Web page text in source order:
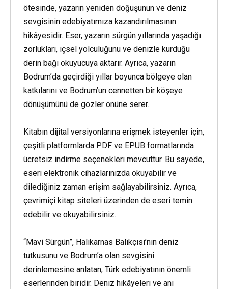
ötesinde, yazarın yeniden doğuşunun ve deniz
sevgisinin edebiyatımıza kazandırılmasının
hikâyesidir. Eser, yazarın sürgün yıllarında yaşadığı
zorlukları, içsel yolculuğunu ve denizle kurduğu
derin bağı okuyucuya aktarır. Ayrıca, yazarın
Bodrum’da geçirdiği yıllar boyunca bölgeye olan
katkılarını ve Bodrum’un cennetten bir köşeye
dönüşümünü de gözler önüne serer.
Kitabın dijital versiyonlarına erişmek isteyenler için,
çeşitli platformlarda PDF ve EPUB formatlarında
ücretsiz indirme seçenekleri mevcuttur. Bu sayede,
eseri elektronik cihazlarınızda okuyabilir ve
dilediğiniz zaman erişim sağlayabilirsiniz. Ayrıca,
çevrimiçi kitap siteleri üzerinden de eseri temin
edebilir ve okuyabilirsiniz.
“Mavi Sürgün”, Halikarnas Balıkçısı’nın deniz
tutkusunu ve Bodrum’a olan sevgisini
derinlemesine anlatan, Türk edebiyatının önemli
eserlerinden biridir. Deniz hikâyeleri ve anı